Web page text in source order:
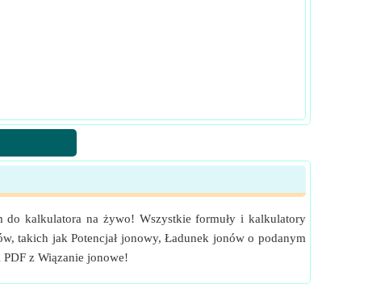
do kalkulatora na żywo! Wszystkie formuły i kalkulatory
takich jak Potencjał jonowy, Ładunek jonów o podanym
z Wiązanie jonowe!